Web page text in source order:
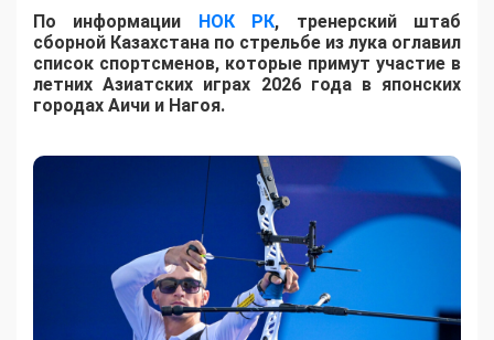
По информации НОК РК, тренерский штаб
сборной Казахстана по стрельбе из лука оглавил
список спортсменов, которые примут участие в
летних Азиатских играх 2026 года в японских
городах Аичи и Нагоя.